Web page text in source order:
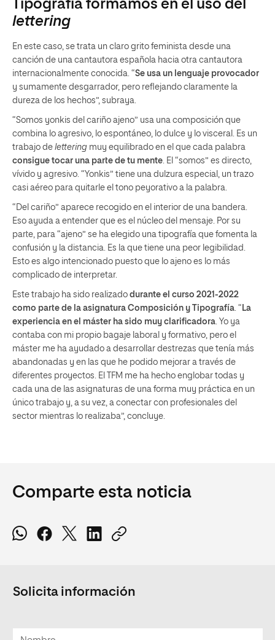
Tipografía formamos en el uso del
lettering
En este caso, se trata un claro grito feminista desde una
canción de una cantautora española hacia otra cantautora
internacionalmente conocida. “Se usa un lenguaje provocador
y sumamente desgarrador, pero reflejando claramente la
dureza de los hechos”, subraya.
“Somos yonkis del cariño ajeno” usa una composición que
combina lo agresivo, lo espontáneo, lo dulce y lo visceral. Es un
trabajo de lettering muy equilibrado en el que cada palabra
consigue tocar una parte de tu mente . El “somos” es directo,
vívido y agresivo. “Yonkis” tiene una dulzura especial, un trazo
casi aéreo para quitarle el tono peyorativo a la palabra.
“Del cariño” aparece recogido en el interior de una bandera.
Eso ayuda a entender que es el núcleo del mensaje. Por su
parte, para “ajeno” se ha elegido una tipografía que fomenta la
confusión y la distancia. Es la que tiene una peor legibilidad.
Esto es algo intencionado puesto que lo ajeno es lo más
complicado de interpretar.
Este trabajo ha sido realizado durante el curso 2021-2022
como parte de la asignatura Composición y Tipografía . “ La
experiencia en el máster ha sido muy clarificadora . Yo ya
contaba con mi propio bagaje laboral y formativo, pero el
máster me ha ayudado a desarrollar destrezas que tenía más
abandonadas y en las que he podido mejorar a través de
diferentes proyectos. El TFM me ha hecho englobar todas y
cada una de las asignaturas de una forma muy práctica en un
único trabajo y, a su vez, a conectar con profesionales del
sector mientras lo realizaba”, concluye.
Comparte esta noticia
Solicita información